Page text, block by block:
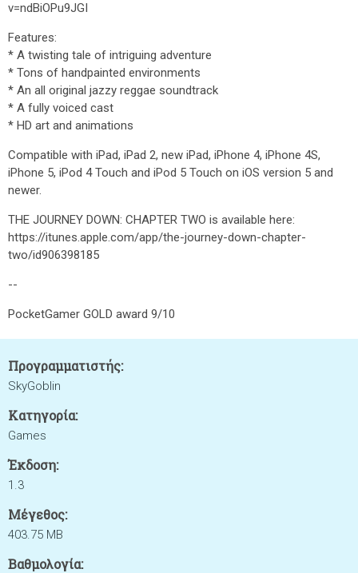
v=ndBiOPu9JGI
Features:
* A twisting tale of intriguing adventure
* Tons of handpainted environments
* An all original jazzy reggae soundtrack
* A fully voiced cast
* HD art and animations
Compatible with iPad, iPad 2, new iPad, iPhone 4, iPhone 4S,
iPhone 5, iPod 4 Touch and iPod 5 Touch on iOS version 5 and
newer.
THE JOURNEY DOWN: CHAPTER TWO is available here:
https://itunes.apple.com/app/the-journey-down-chapter-
two/id906398185
--
PocketGamer GOLD award 9/10
Προγραμματιστής:
SkyGoblin
Κατηγορία:
Games
Έκδοση:
1.3
Μέγεθος:
403.75 MB
Βαθμολογία: